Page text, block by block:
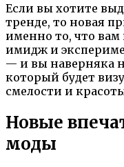
Если вы хотите
тренде, то новая
именно то, что
имидж и
— и вы наверняка
который будет
смелости и
Новые
моды